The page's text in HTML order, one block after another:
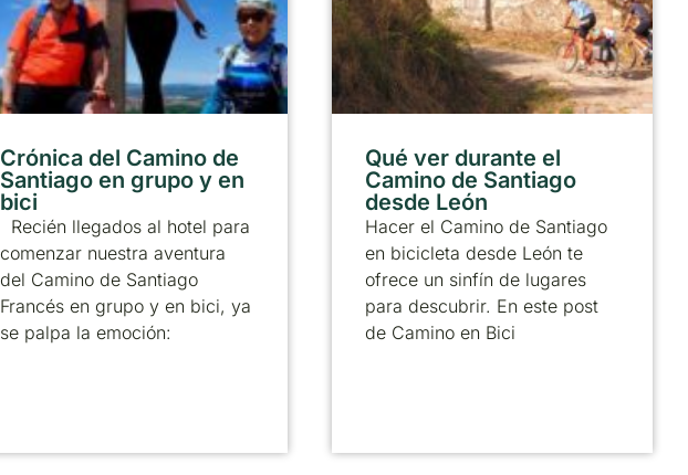
Crónica del Camino de
Santiago en grupo y en
bici
Recién llegados al hotel para
comenzar nuestra aventura
del Camino de Santiago
Francés en grupo y en bici, ya
se palpa la emoción:
Qué ver durante el
Camino de Santiago
desde León
Hacer el Camino de Santiago
en bicicleta desde León te
ofrece un sinfín de lugares
para descubrir. En este post
de Camino en Bici